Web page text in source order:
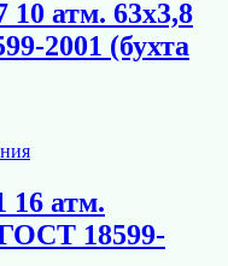
10 атм. 63х3,8
2001 (бухта
16 атм.
18599-